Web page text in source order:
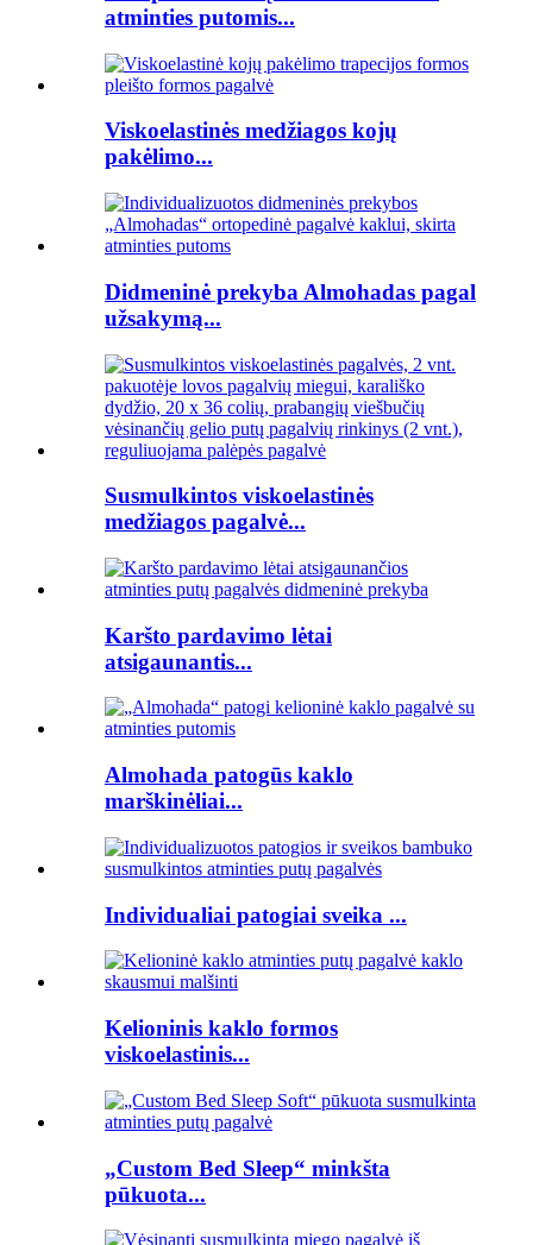
atminties putomis...
Viskoelastinės medžiagos kojų
pakėlimo...
Didmeninė prekyba Almohadas pagal
užsakymą...
Susmulkintos viskoelastinės
medžiagos pagalvė...
Karšto pardavimo lėtai
atsigaunantis...
Almohada patogūs kaklo
marškinėliai...
Individualiai patogiai sveika ...
Kelioninis kaklo formos
viskoelastinis...
„Custom Bed Sleep“ minkšta
pūkuota...